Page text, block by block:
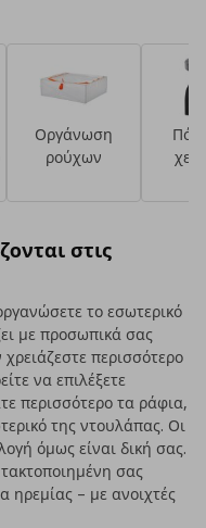
Οργάνωση
ρούχων
στις
το εσωτερικό
με προσωπικά σας
περισσότερο
να επιλέξετε
περισσότερο τα ράφια,
της ντουλάπας. Οι
όμως είναι δική σας.
σας
– με ανοιχτές